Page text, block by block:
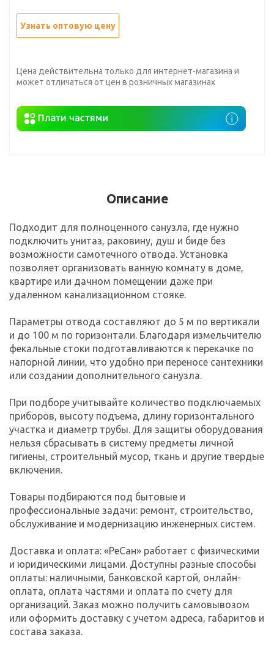
Узнать оптовую цену
Цена действительна только для интернет-магазина и
может отличаться от цен в розничных магазинах
Описание
Подходит для полноценного санузла, где нужно
подключить унитаз, раковину, душ и биде без
возможности самотечного отвода. Установка
позволяет организовать ванную комнату в доме,
квартире или дачном помещении даже при
удаленном канализационном стояке.
Параметры отвода составляют до 5 м по вертикали
и до 100 м по горизонтали. Благодаря измельчителю
фекальные стоки подготавливаются к перекачке по
напорной линии, что удобно при переносе сантехники
или создании дополнительного санузла.
При подборе учитывайте количество подключаемых
приборов, высоту подъема, длину горизонтального
участка и диаметр трубы. Для защиты оборудования
нельзя сбрасывать в систему предметы личной
гигиены, строительный мусор, ткань и другие твердые
включения.
Товары подбираются под бытовые и
профессиональные задачи: ремонт, строительство,
обслуживание и модернизацию инженерных систем.
Доставка и оплата: «РеСан» работает с физическими
и юридическими лицами. Доступны разные способы
оплаты: наличными, банковской картой, онлайн-
оплата, оплата частями и оплата по счету для
организаций. Заказ можно получить самовывозом
или оформить доставку с учетом адреса, габаритов и
состава заказа.